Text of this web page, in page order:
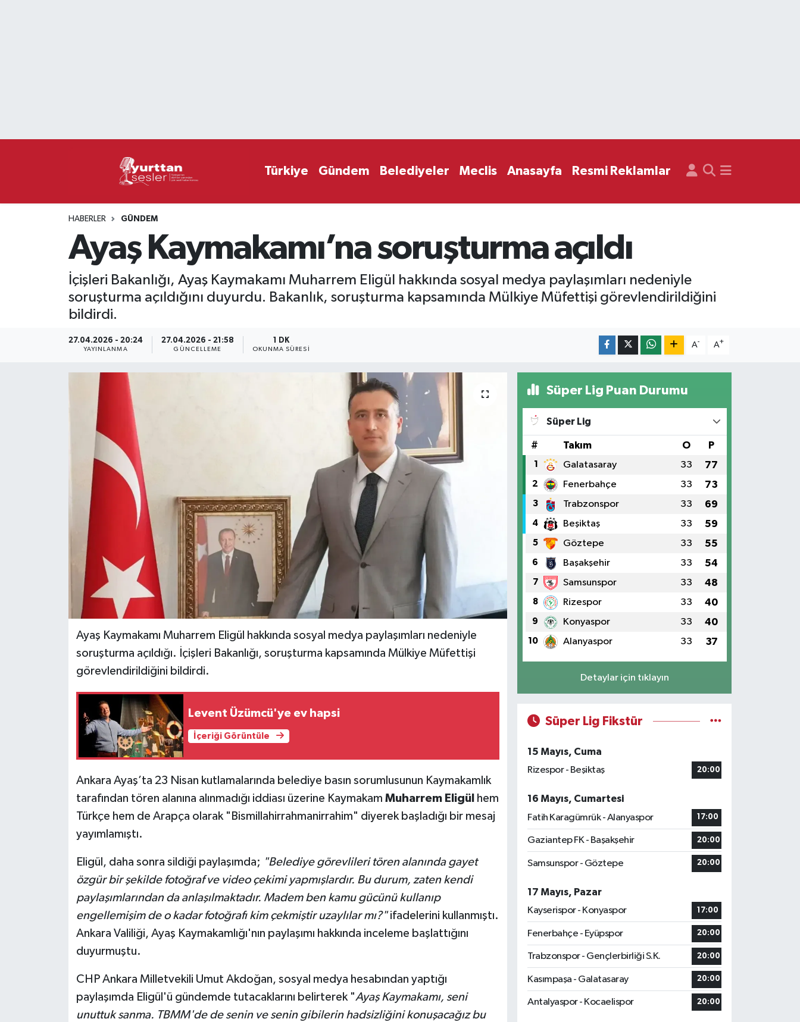
Türkiye Gündem Belediyeler Meclis Anasayfa Resmi Reklamlar
HABERLER GÜNDEM
Ayaş Kaymakamı’na soruşturma açıldı
İçişleri Bakanlığı, Ayaş Kaymakamı Muharrem Eligül hakkında sosyal medya paylaşımları nedeniyle
soruşturma açıldığını duyurdu. Bakanlık, soruşturma kapsamında Mülkiye Müfettişi görevlendirildiğini
bildirdi.
27.04.2026 - 20:24
YAYINLANMA
27.04.2026 - 21:58
GÜNCELLEME
1 DK
OKUNMA SÜRESI
A- A+
Ayaş Kaymakamı Muharrem Eligül hakkında sosyal medya paylaşımları nedeniyle
soruşturma açıldığı. İçişleri Bakanlığı, soruşturma kapsamında Mülkiye Müfettişi
görevlendirildiğini bildirdi.
Levent Üzümcü'ye ev hapsi
İçeriği Görüntüle
Ankara Ayaş’ta 23 Nisan kutlamalarında belediye basın sorumlusunun Kaymakamlık
tarafından tören alanına alınmadığı iddiası üzerine Kaymakam Muharrem Eligül hem
Türkçe hem de Arapça olarak "Bismillahirrahmanirrahim" diyerek başladığı bir mesaj
yayımlamıştı.
Eligül, daha sonra sildiği paylaşımda; "Belediye görevlileri tören alanında gayet
özgür bir şekilde fotoğraf ve video çekimi yapmışlardır. Bu durum, zaten kendi
paylaşımlarından da anlaşılmaktadır. Madem ben kamu gücünü kullanıp
engellemişim de o kadar fotoğrafı kim çekmiştir uzaylılar mı?"ifadelerini kullanmıştı.
Ankara Valiliği, Ayaş Kaymakamlığı'nın paylaşımı hakkında inceleme başlattığını
duyurmuştu.
CHP Ankara Milletvekili Umut Akdoğan, sosyal medya hesabından yaptığı
paylaşımda Eligül'ü gündemde tutacaklarını belirterek "Ayaş Kaymakamı, seni
unuttuk sanma. TBMM'de de senin ve senin gibilerin hadsizliğini konuşacağız bu
Süper Lig Puan Durumu
Süper Lig
# Takım O P
1 Galatasaray 33 77
2 Fenerbahçe 33 73
3 Trabzonspor 33 69
4 Beşiktaş 33 59
5 Göztepe 33 55
6 Başakşehir 33 54
7 Samsunspor 33 48
8 Rizespor 33 40
9 Konyaspor 33 40
10 Alanyaspor 33 37
Detaylar için tıklayın
Süper Lig Fikstür
15 Mayıs, Cuma
Rizespor - Beşiktaş
20:00
16 Mayıs, Cumartesi
Fatih Karagümrük - Alanyaspor
17:00
Gaziantep FK - Başakşehir 20:00
Samsunspor - Göztepe 20:00
17 Mayıs, Pazar
Kayserispor - Konyaspor
17:00
Fenerbahçe - Eyüpspor 20:00
Trabzonspor - Gençlerbirliği S.K. 20:00
Kasımpaşa - Galatasaray 20:00
Antalyaspor - Kocaelispor 20:00
Süper Lig Puan Durumu ve Fikstür
Haber Arşivi